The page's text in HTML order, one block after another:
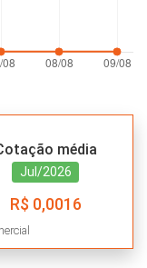
média
Jul/2026
R$ 0,0016